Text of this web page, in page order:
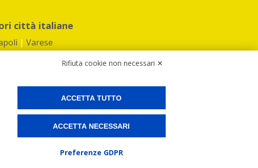
città italiane
| Varese
|Preferenze Cookies
online e spedire i tuoi pacchi.
Rifiuta cookie non necessari ✕
ACCETTA TUTTO
ACCETTA NECESSARI
Preferenze GDPR